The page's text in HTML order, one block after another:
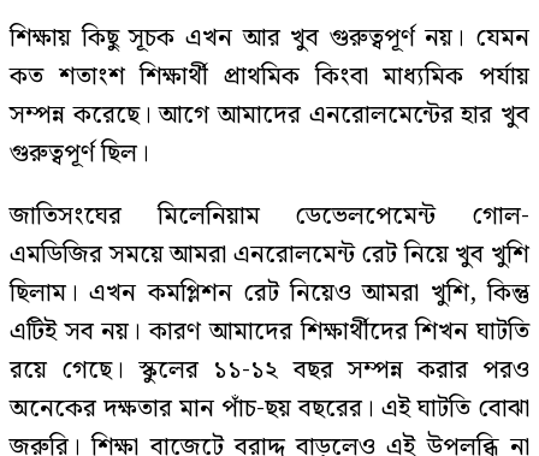
শিক্ষায় কিছু সূচক এখন আর খুব গুরুত্বপূর্ণ নয়। যেমন
কত শতাংশ শিক্ষার্থী প্রাথমিক কিংবা মাধ্যমিক পর্যায়
সম্পন্ন করেছে। আগে আমাদের এনরোলমেন্টের হার খুব
গুরুত্বপূর্ণ ছিল।
জাতিসংঘের মিলেনিয়াম ডেভেলপেমেন্ট গোল-
এমডিজির সময়ে আমরা এনরোলমেন্ট রেট নিয়ে খুব খুশি
ছিলাম। এখন কমপ্লিশন রেট নিয়েও আমরা খুশি, কিন্তু
এটিই সব নয়। কারণ আমাদের শিক্ষার্থীদের শিখন ঘাটতি
রয়ে গেছে। স্কুলের ১১-১২ বছর সম্পন্ন করার পরও
অনেকের দক্ষতার মান পাঁচ-ছয় বছরের। এই ঘাটতি বোঝা
জরুরি। শিক্ষা বাজেটে বরাদ্দ বাড়লেও এই উপলব্ধি না